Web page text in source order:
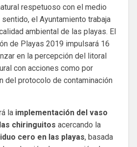
respetuoso con el medio
el Ayuntamiento trabaja
ambiental de las playas. El
de Playas 2019 impulsará 16
en la percepción del litoral
con acciones como por
del protocolo de contaminación
la implementación del vaso
chiringuitos acercando la
cero en las playas, basada